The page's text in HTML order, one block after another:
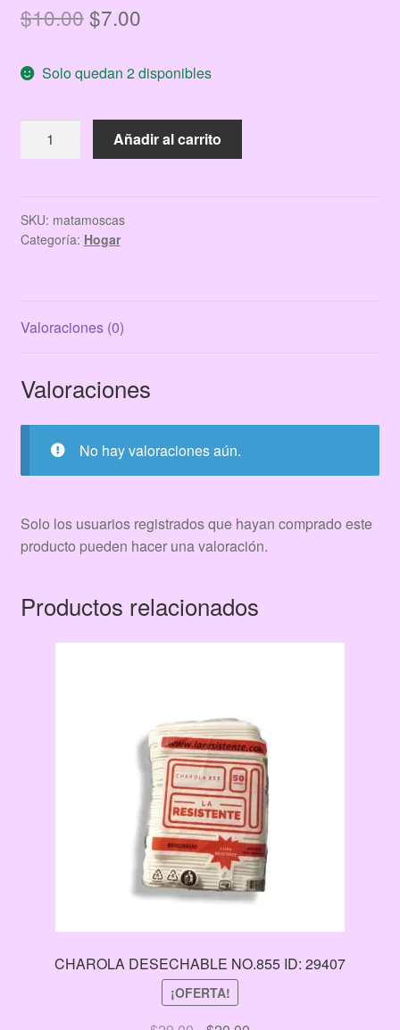
$10.00El
original
era:
$10.00.
$7.00El
actual
es:
$7.00.
Solo quedan 2 disponibles
MOSCAS
Añadir al carrito
SKU: matamoscas
Categoría: Hogar
Valoraciones (0)
Valoraciones
No hay valoraciones aún.
Solo los usuarios registrados que hayan comprado este
producto pueden hacer una valoración.
Productos relacionados
CHAROLA DESECHABLE NO.855 ID: 29407
¡OFERTA!